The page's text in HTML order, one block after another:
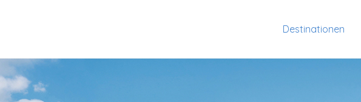
Destinationen